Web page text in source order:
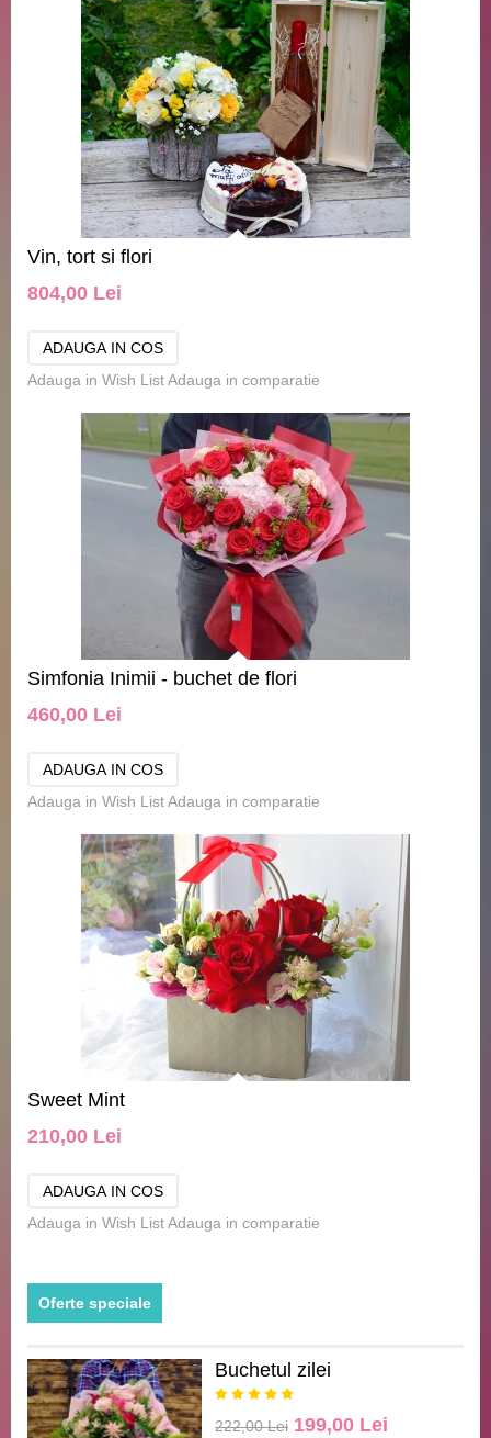
Vin, tort si flori
804,00 Lei
Adauga in Wish ListAdauga in comparatie
Simfonia Inimii - buchet de flori
460,00 Lei
Adauga in Wish ListAdauga in comparatie
Sweet Mint
210,00 Lei
Adauga in Wish ListAdauga in comparatie
Oferte speciale
Buchetul zilei
222,00 Lei 199,00 Lei